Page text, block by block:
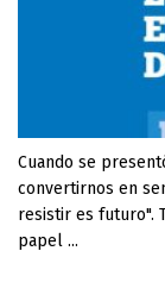
Cuando se
convertirnos en
resistir es futuro".
papel ...